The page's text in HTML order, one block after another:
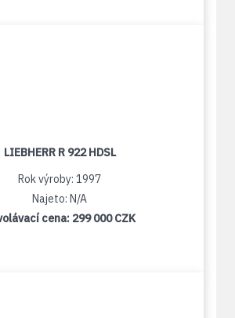
LIEBHERR R 922 HDSL
Rok výroby: 1997
Najeto: N/A
cena: 299 000 CZK